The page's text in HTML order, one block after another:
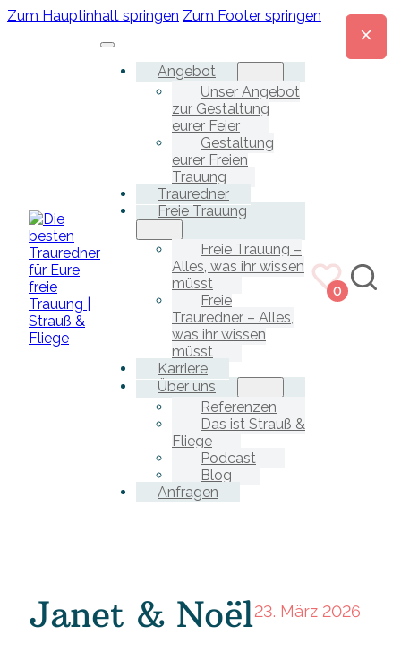
Zum Hauptinhalt springen Zum Footer springen
Angebot
Unser Angebot
zur Gestaltung
eurer Feier
Gestaltung
eurer Freien
Trauung
Trauredner
Freie Trauung
Freie Trauung –
Alles, was ihr wissen
müsst
Freie
Trauredner – Alles,
was ihr wissen
müsst
Karriere
Über uns
Referenzen
Das ist Strauß &
Fliege
Podcast
Blog
Anfragen
0
Janet & Noël23. März 2026